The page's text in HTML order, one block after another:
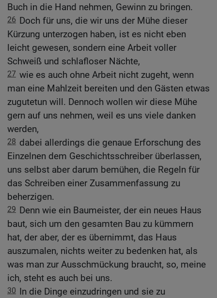
Buch in die Hand nehmen, Gewinn zu bringen.
26 Doch für uns, die wir uns der Mühe dieser
Kürzung unterzogen haben, ist es nicht eben
leicht gewesen, sondern eine Arbeit voller
Schweiß und schlafloser Nächte,
27 wie es auch ohne Arbeit nicht zugeht, wenn
man eine Mahlzeit bereiten und den Gästen etwas
zugutetun will. Dennoch wollen wir diese Mühe
gern auf uns nehmen, weil es uns viele danken
werden,
28 dabei allerdings die genaue Erforschung des
Einzelnen dem Geschichtsschreiber überlassen,
uns selbst aber darum bemühen, die Regeln für
das Schreiben einer Zusammenfassung zu
beherzigen.
29 Denn wie ein Baumeister, der ein neues Haus
baut, sich um den gesamten Bau zu kümmern
hat, der aber, der es übernimmt, das Haus
auszumalen, nichts weiter zu bedenken hat, als
was man zur Ausschmückung braucht, so, meine
ich, steht es auch bei uns.
30 In die Dinge einzudringen und sie zu